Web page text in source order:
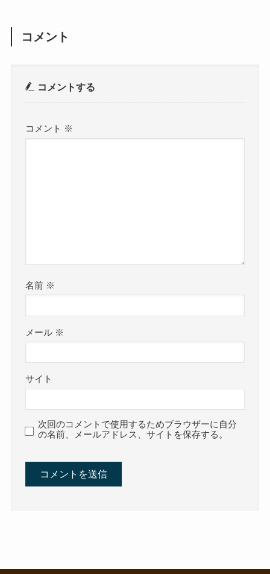
コメント
コメントする
コメント ※
名前 ※
メール ※
サイト
次回のコメントで使用するためブラウザーに自分
の名前、メールアドレス、サイトを保存する。